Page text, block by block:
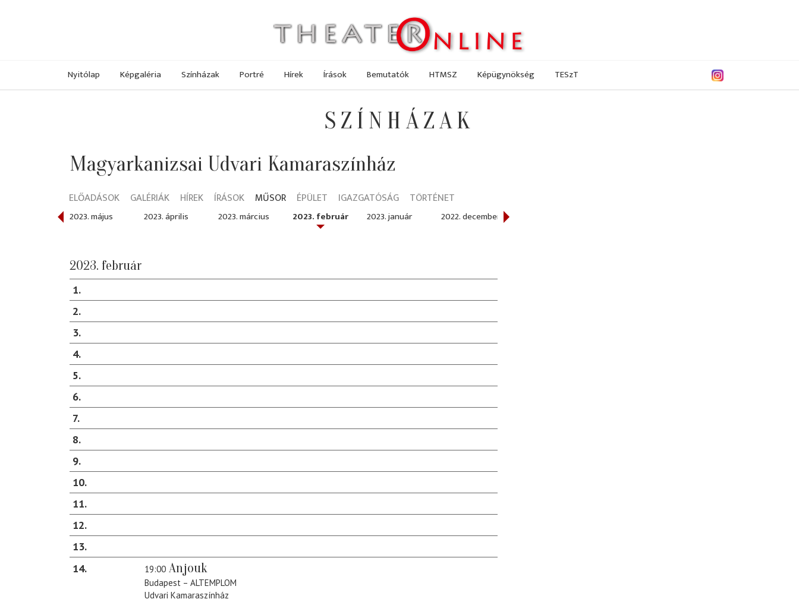
Nyitólap Képgaléria Színházak Portré Hírek Írások Bemutatók HTMSZ Képügynökség TESzT
SZÍNHÁZAK
Magyarkanizsai Udvari Kamaraszínház
ELŐADÁSOK GALÉRIÁK HÍREK ÍRÁSOK MŰSOR ÉPÜLET IGAZGATÓSÁG TÖRTÉNET
2023. május 2023. április 2023. március 2023. február 2023. január 2022. december
2023. február
1
2
3
4
5
6
7
8
9
10
11
12
13
14
19:00 Anjouk
Budapest – ALTEMPLOM
Udvari Kamaraszínház